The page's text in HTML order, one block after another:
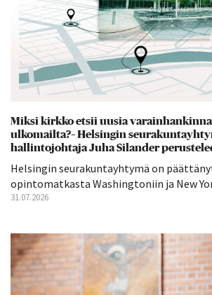
Miksi kirkko etsii uusia
ulkomailta?– Helsingin
hallintojohtaja Juha Silander
Helsingin seurakuntayhtymä on
opintomatkasta Washingtoniin ja New
31.07.2026